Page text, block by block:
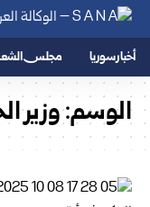
أخبار سوريا مجلس
الوسم:وزير